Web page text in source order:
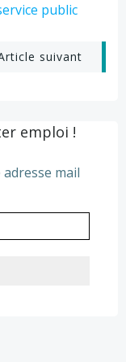
public
suivant
emploi !
mail